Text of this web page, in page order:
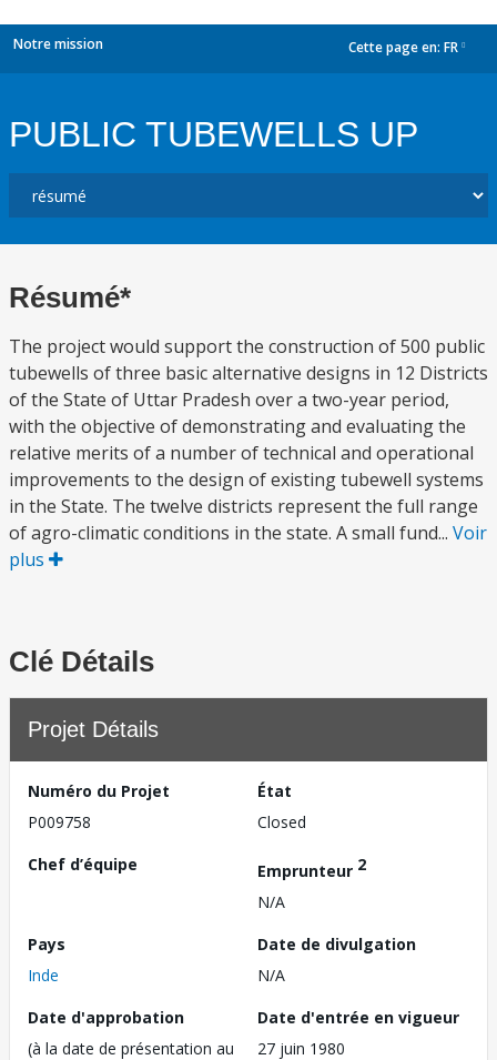
Notre mission Cette page en: FR
PUBLIC TUBEWELLS UP
Résumé*
The project would support the construction of 500 public
tubewells of three basic alternative designs in 12 Districts
of the State of Uttar Pradesh over a two-year period,
with the objective of demonstrating and evaluating the
relative merits of a number of technical and operational
improvements to the design of existing tubewell systems
in the State. The twelve districts represent the full range
of agro-climatic conditions in the state. A small fund... Voir
plus
Clé Détails
Projet Détails
Numéro du Projet
P009758
État
Closed
Chef d’équipe
Emprunteur 2
N/A
Pays
Inde
Date de divulgation
N/A
Date d'approbation
(à la date de présentation au
Date d'entrée en vigueur
27 juin 1980